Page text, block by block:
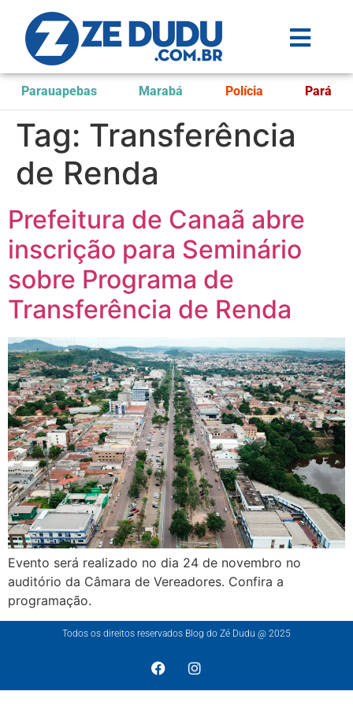
Parauapebas Marabá Polícia Pará
Tag: Transferência
de Renda
Prefeitura de Canaã abre
inscrição para Seminário
sobre Programa de
Transferência de Renda
Evento será realizado no dia 24 de novembro no
auditório da Câmara de Vereadores. Confira a
programação.
Todos os direitos reservados Blog do Zé Dudu @ 2025